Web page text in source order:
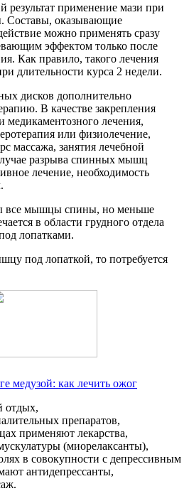
результат применение мази при
Составы, оказывающие
можно применять сразу
эффектом только после
Как правило, такого лечения
длительности курса 2 недели.
дисков дополнительно
В качестве закрепления
лечения,
или физиолечение,
массажа, занятия лечебной
разрыва спинных мышц
лечение, необходимость
все мышцы спины, но меньше
в области грудного отдела
лопатками.
под лопаткой, то потребуется
медузой: как лечить ожог
отдых,
препаратов,
применяют лекарства,
(миорелаксанты),
в совокупности с депрессивным
антидепрессанты,